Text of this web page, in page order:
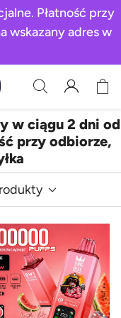
Płatność przy
wskazany adres w
w ciągu 2 dni od
przy odbiorze,